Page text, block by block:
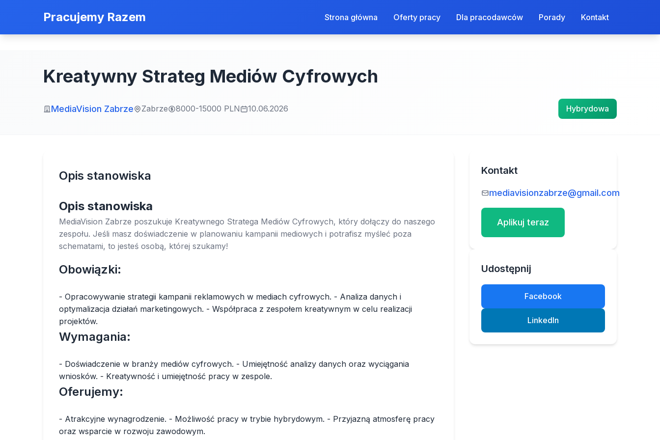
Pracujemy Razem Strona główna Oferty pracy Dla pracodawców Porady Kontakt
Kreatywny Strateg Mediów Cyfrowych
MediaVision Zabrze Zabrze 8000-15000 PLN 10.06.2026 Hybrydowa
Opis stanowiska
Opis stanowiska
MediaVision Zabrze poszukuje Kreatywnego Stratega Mediów Cyfrowych, który dołączy do naszego
zespołu. Jeśli masz doświadczenie w planowaniu kampanii mediowych i potrafisz myśleć poza
schematami, to jesteś osobą, której szukamy!
Obowiązki:
- Opracowywanie strategii kampanii reklamowych w mediach cyfrowych. - Analiza danych i
optymalizacja działań marketingowych. - Współpraca z zespołem kreatywnym w celu realizacji
projektów.
Wymagania:
- Doświadczenie w branży mediów cyfrowych. - Umiejętność analizy danych oraz wyciągania
wniosków. - Kreatywność i umiejętność pracy w zespole.
Oferujemy:
- Atrakcyjne wynagrodzenie. - Możliwość pracy w trybie hybrydowym. - Przyjazną atmosferę pracy
oraz wsparcie w rozwoju zawodowym.
Kontakt
mediavisionzabrze@gmail.com
Aplikuj teraz
Udostępnij
Facebook
LinkedIn